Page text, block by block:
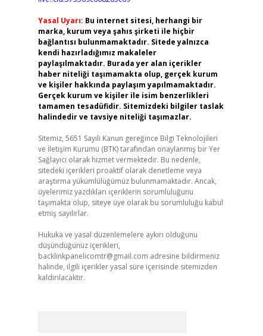
Yasal Uyarı: Bu internet sitesi, herhangi bir
marka, kurum veya şahıs şirketi ile hiçbir
bağlantısı bulunmamaktadır. Sitede yalnızca
kendi hazırladığımız makaleler
paylaşılmaktadır. Burada yer alan içerikler
haber niteliği taşımamakta olup, gerçek kurum
ve kişiler hakkında paylaşım yapılmamaktadır.
Gerçek kurum ve kişiler ile isim benzerlikleri
tamamen tesadüfidir. Sitemizdeki bilgiler taslak
halindedir ve tavsiye niteliği taşımazlar.
Sitemiz, 5651 Sayılı Kanun gereğince Bilgi Teknolojileri
ve İletişim Kurumu (BTK) tarafından onaylanmış bir Yer
Sağlayıcı olarak hizmet vermektedir. Bu nedenle,
sitedeki içerikleri proaktif olarak denetleme veya
araştırma yükümlülüğümüz bulunmamaktadır. Ancak,
üyelerimiz yazdıkları içeriklerin sorumluluğunu
taşımakta olup, siteye üye olarak bu sorumluluğu kabul
etmiş sayılırlar.
Hukuka ve yasal düzenlemelere aykırı olduğunu
düşündüğünüz içerikleri,
backlinkpanelicomtr@gmail.com adresine bildirmeniz
halinde, ilgili içerikler yasal süre içerisinde sitemizden
kaldırılacaktır.